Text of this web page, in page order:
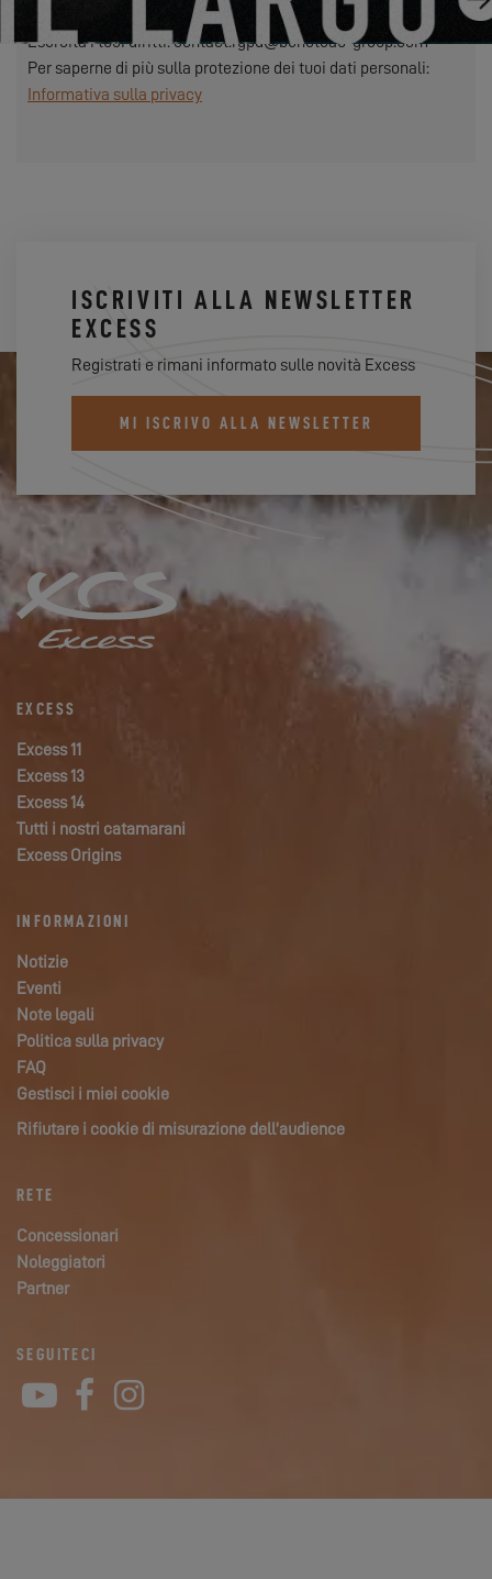
Esercita i tuoi diritti: contact.rgpd@beneteau-group.com
Per saperne di più sulla protezione dei tuoi dati personali:
Informativa sulla privacy
ISCRIVITI ALLA NEWSLETTER
EXCESS
Registrati e rimani informato sulle novità Excess
MI ISCRIVO ALLA NEWSLETTER
EXCESS
Excess 11
Excess 13
Excess 14
Tutti i nostri catamarani
Excess Origins
INFORMAZIONI
Notizie
Eventi
Note legali
Politica sulla privacy
FAQ
Gestisci i miei cookie
Rifiutare i cookie di misurazione dell’audience
RETE
Concessionari
Noleggiatori
Partner
SEGUITECI
YouTube
Facebook
Instagram